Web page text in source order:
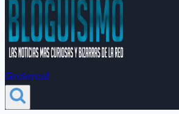
Groleros!